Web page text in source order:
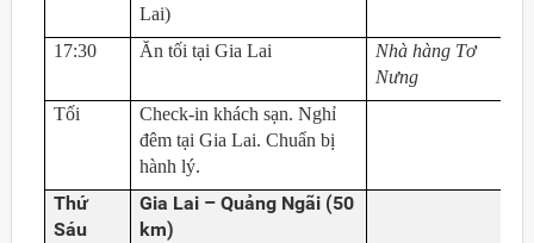
Lai)
17:30
Ăn tối tại Gia Lai
Nhà hàng Tơ
Nưng
Tối
Check-in khách sạn. Nghỉ
đêm tại Gia Lai. Chuẩn bị
hành lý.
Thứ
Sáu
Gia Lai – Quảng Ngãi (50
km)